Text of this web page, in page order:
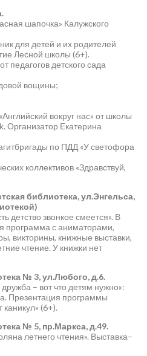
шапочка» Калужского
для детей и их родителей
Лесной школы (6+).
педагогов детского сада
вощины;
вокруг нас» от школы
Организатор Екатерина
по ПДД «У светофора
коллективов «Здравствуй,
библиотека, ул.Энгельса,
детство звонкое смеется». В
программа с аниматорами,
викторины, книжные выставки,
чтение. У книжки нет
№ 3, ул.Любого, д.6.
– вот что детям нужно»:
Презентация программы
каникул» (6+).
№ 5, пр.Маркса, д.49.
летнего чтения». Выставка–